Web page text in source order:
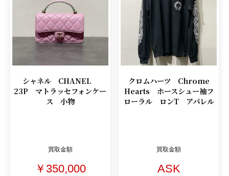
シャネル CHANEL
23P マトラッセフォンケー
ス 小物
買取金額
￥350,000
クロムハーツ Chrome
Hearts ホースシュー袖フ
ローラル ロンT アパレル
買取金額
ASK